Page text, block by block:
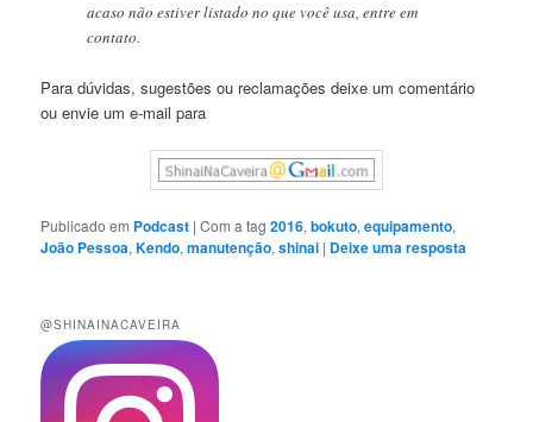
acaso não estiver listado no que você usa, entre em
contato.
Para dúvidas, sugestões ou reclamações deixe um comentário
ou envie um e-mail para
Publicado em Podcast |Com a tag2016,bokuto,equipamento,
João Pessoa,Kendo,manutenção,shinai | Deixe uma resposta
@SHINAINACAVEIRA